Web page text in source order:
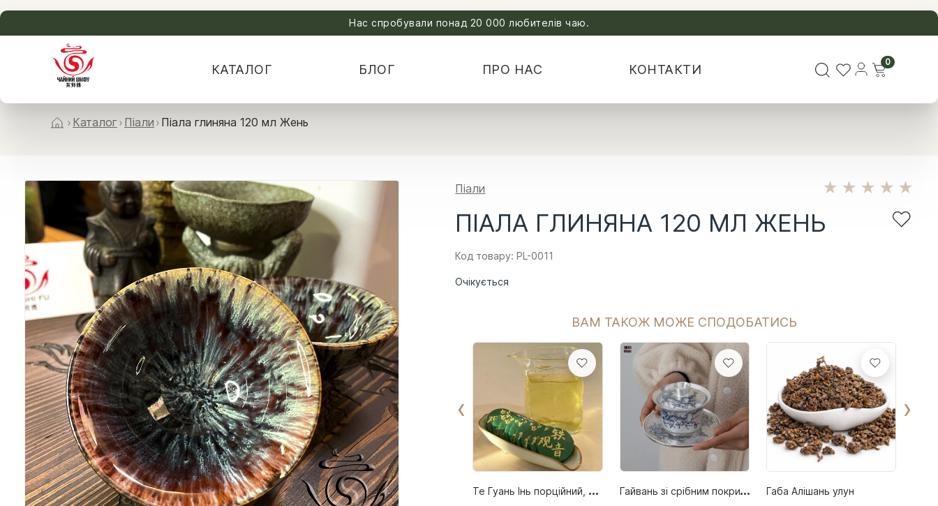
Нас спробували понад 20 000 любителів чаю.
КАТАЛОГ БЛОГ ПРО НАС КОНТАКТИ
0
› Каталог › Піали › Піала глиняна 120 мл Жень
Піали ★ ★ ★ ★ ★
ПІАЛА ГЛИНЯНА 120 МЛ ЖЕНЬ
Код товару: PL-0011
Очікується
ВАМ ТАКОЖ МОЖЕ СПОДОБАТИСЬ
Т
е Гуань Інь порційний, 5–6 г Г
айвань зі срібним покриттям «Дракон» у подарунковій коробці Габа Алішань улун
‹ ›